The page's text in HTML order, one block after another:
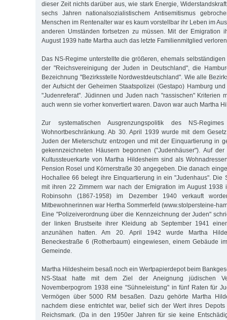
dieser Zeit nichts darüber aus, wie stark Energie,
sechs Jahren nationalsozialistischem Antisemitismus
Menschen im Rentenalter war es kaum vorstellbar ihr Leben im
anderen Umständen fortsetzen zu müssen. Mit der Emigration
August 1939 hatte Martha auch das letzte Familienmitglied
Das NS-Regime unterstellte die größeren, ehemals
der "Reichsvereinigung der Juden in Deutschland", die
Bezeichnung "Bezirksstelle Nordwestdeutschland". Wie alle
der Aufsicht der Geheimen Staatspolizei (Gestapo) Hamburg
"Judenreferat". Jüdinnen und Juden nach "rassischen" Kriterien
auch wenn sie vorher konvertiert waren. Davon war auch Martha
Zur systematischen Ausgrenzungspolitik des NS-
Wohnortbeschränkung. Ab 30. April 1939 wurde mit dem
Juden der Mieterschutz entzogen und mit der Einquartierung in
gekennzeichneten Häusern begonnen ("Judenhäuser"). Auf
Kultussteuerkarte von Martha Hildesheim sind als
Pension Rosel und Körnerstraße 30 angegeben. Die danach
Hochallee 66 belegt ihre Einquartierung in ein "Judenhaus". Die
mit ihren 22 Zimmern war nach der Emigration im August 1938
Robinsohn (1867-1958) im Dezember 1940 verkauft
Mitbewohnerinnen war Hertha Sommerfeld (www.stolpersteine-
Eine "Polizeiverordnung über die Kennzeichnung der Juden"
der linken Brustseite ihrer Kleidung ab September 1941
anzunähen hatten. Am 20. April 1942 wurde Martha
Beneckestraße 6 (Rotherbaum) eingewiesen, einem Gebäude
Gemeinde.
Martha Hildesheim besaß noch ein Wertpapierdepot beim
NS-Staat hatte mit dem Ziel der Aneignung jüdischen
Novemberpogrom 1938 eine "Sühneleistung" in fünf Raten für
Vermögen über 5000 RM besaßen. Dazu gehörte Martha
nachdem diese entrichtet war, belief sich der Wert ihres
Reichsmark. (Da in den 1950er Jahren für sie keine